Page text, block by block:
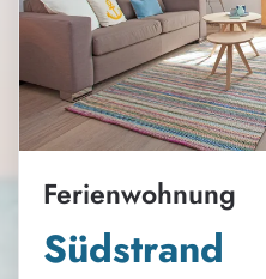
Ferienwohnung
Südstrand